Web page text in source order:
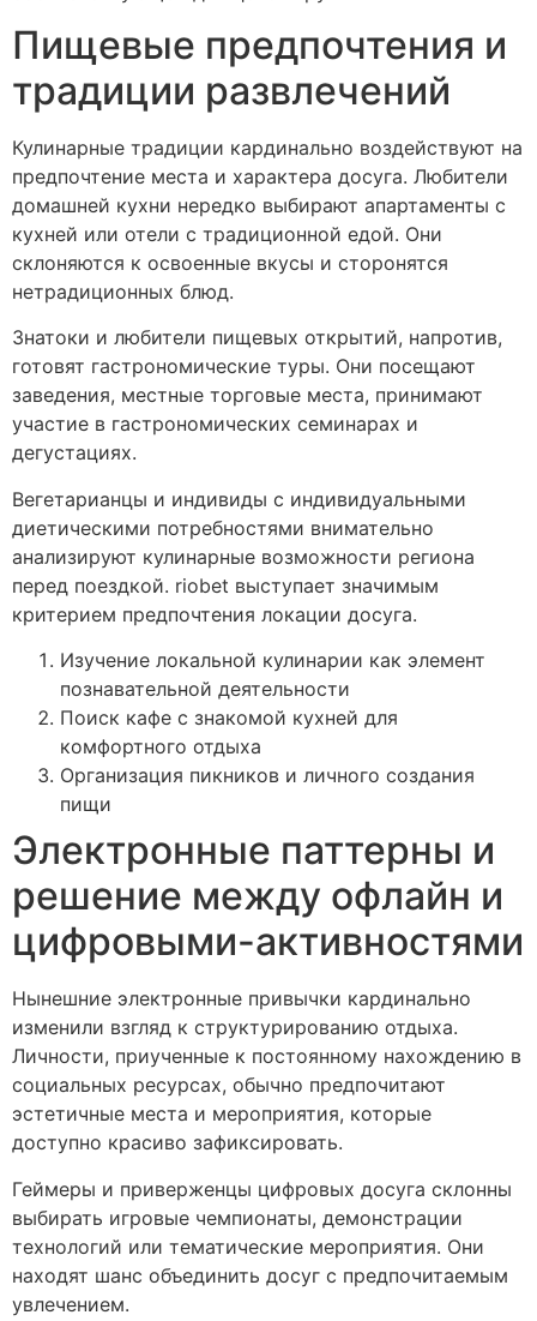
Пищевые предпочтения и
традиции развлечений
Кулинарные традиции кардинально воздействуют на
предпочтение места и характера досуга. Любители
домашней кухни нередко выбирают апартаменты с
кухней или отели с традиционной едой. Они
склоняются к освоенные вкусы и сторонятся
нетрадиционных блюд.
Знатоки и любители пищевых открытий, напротив,
готовят гастрономические туры. Они посещают
заведения, местные торговые места, принимают
участие в гастрономических семинарах и
дегустациях.
Вегетарианцы и индивиды с индивидуальными
диетическими потребностями внимательно
анализируют кулинарные возможности региона
перед поездкой. riobet выступает значимым
критерием предпочтения локации досуга.
Изучение локальной кулинарии как элемент
познавательной деятельности
Поиск кафе с знакомой кухней для
комфортного отдыха
Организация пикников и личного создания
пищи
Электронные паттерны и
решение между офлайн и
цифровыми-активностями
Нынешние электронные привычки кардинально
изменили взгляд к структурированию отдыха.
Личности, приученные к постоянному нахождению в
социальных ресурсах, обычно предпочитают
эстетичные места и мероприятия, которые
доступно красиво зафиксировать.
Геймеры и приверженцы цифровых досуга склонны
выбирать игровые чемпионаты, демонстрации
технологий или тематические мероприятия. Они
находят шанс объединить досуг с предпочитаемым
увлечением.